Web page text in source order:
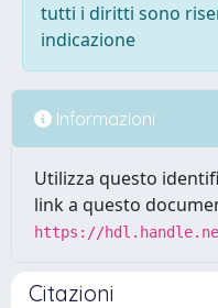
tutti i diritti sono
indicazione
Informazioni
Utilizza questo
link a questo
https://
Citazioni